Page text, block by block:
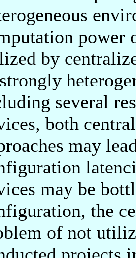
power
by
several
both
may
may be
the
of not